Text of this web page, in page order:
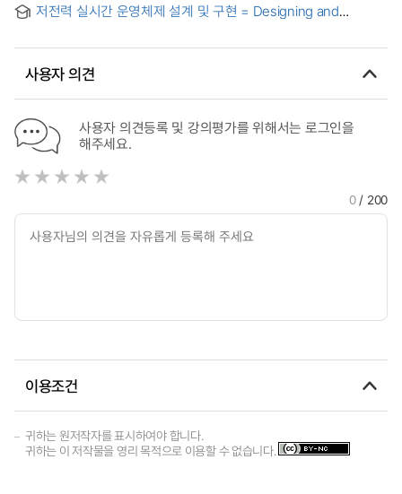
System
저전력 실시간 운영체제 설계 및 구현 = Designing and
사용자 의견
사용자 의견등록 및 강의평가를 위해서는 로그인을
해주세요.
0/ 200
이용조건
귀하는 원저작자를 표시하여야 합니다.
귀하는 이 저작물을 영리 목적으로 이용할 수 없습니다.